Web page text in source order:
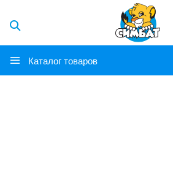
Каталог товаров